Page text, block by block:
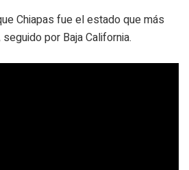
Chiapas fue el estado que más
por Baja California.